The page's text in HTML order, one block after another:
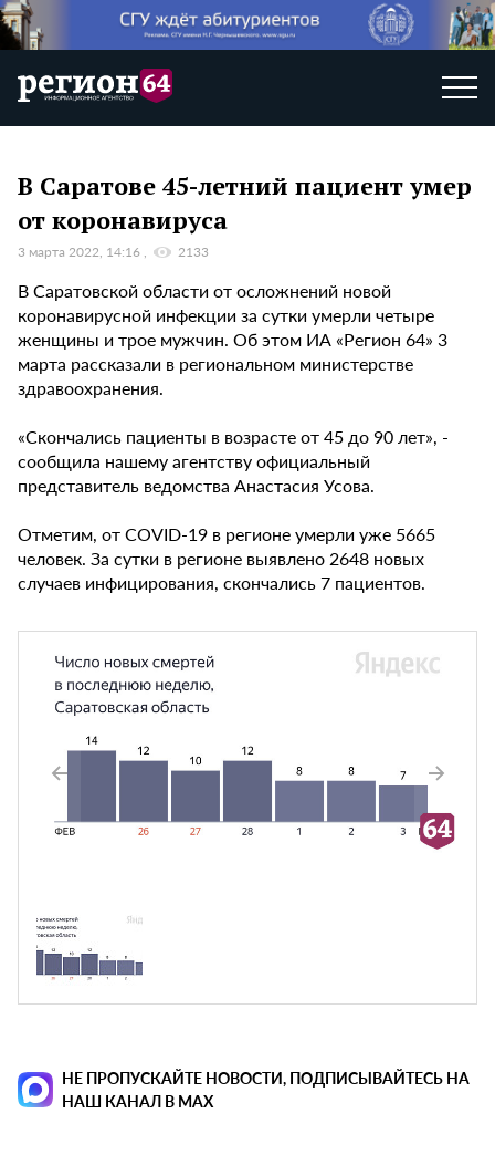
В Саратове 45-летний пациент умер
от коронавируса
3 марта 2022, 14:16 2133
В Саратовской области от осложнений новой
коронавирусной инфекции за сутки умерли четыре
женщины и трое мужчин. Об этом ИА «Регион 64» 3
марта рассказали в региональном министерстве
здравоохранения.
«Скончались пациенты в возрасте от 45 до 90 лет», -
сообщила нашему агентству официальный
представитель ведомства Анастасия Усова.
Отметим, от COVID-19 в регионе умерли уже 5665
человек. За сутки в регионе выявлено 2648 новых
случаев инфицирования, скончались 7 пациентов.
НЕ ПРОПУСКАЙТЕ НОВОСТИ, ПОДПИСЫВАЙТЕСЬ НА
НАШ КАНАЛ В MAX